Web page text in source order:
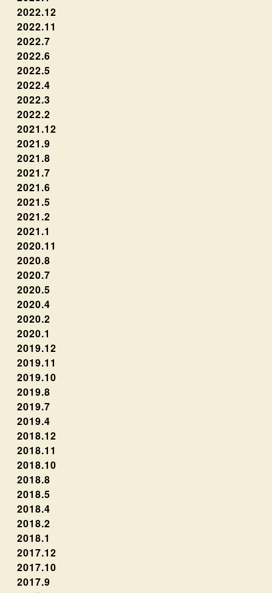
2022.12
2022.11
2022.7
2022.6
2022.5
2022.4
2022.3
2022.2
2021.12
2021.9
2021.8
2021.7
2021.6
2021.5
2021.2
2021.1
2020.11
2020.8
2020.7
2020.5
2020.4
2020.2
2020.1
2019.12
2019.11
2019.10
2019.8
2019.7
2019.4
2018.12
2018.11
2018.10
2018.8
2018.5
2018.4
2018.2
2018.1
2017.12
2017.10
2017.9